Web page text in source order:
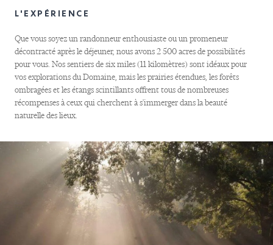
L'EXPÉRIENCE
Que vous soyez un randonneur enthousiaste ou un promeneur
décontracté après le déjeuner, nous avons 2 500 acres de possibilités
pour vous. Nos sentiers de six miles (11 kilomètres) sont idéaux pour
vos explorations du Domaine, mais les prairies étendues, les forêts
ombragées et les étangs scintillants offrent tous de nombreuses
récompenses à ceux qui cherchent à s'immerger dans la beauté
naturelle des lieux.